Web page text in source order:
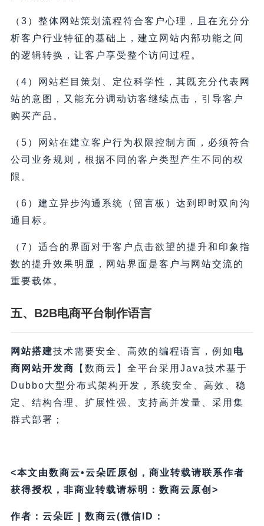
（3）整体网站策划流程符合客户心理，且在充分分
析客户行业特征的基础上，建立网站内部功能之间
的逻辑转换，让客户享受整个访问过程。
（4）网站栏目策划、定位科学性，其既充分代表网
站的意图，又能充分调动访客继续点击，引导客户
购买产品。
（5）网站在建立客户行为权限控制方面，必须符合
公司业务规则，根据不同的客户类型产生不同的权
限。
（6）建立异步沟通系统（留言板）达到即时双向沟
通目标。
（7）适合的界面对于客户点击欲望的提升和印象指
数的提升效果明显，网站界面是客户与网站交流的
重要载体。
五、B2B电商平台制作语言
网站搭建技术需要安全、高效的编程语言，例如 电
商网站开发商
【数商云】全平台采用Java技术基于
Dubbo大型分布式架构开发，系统安全、高效、稳
定、结构合理、扩展性强、支持高并发量、采用集
群式部署；
<本文由数商云•云朵匠原创，商业转载请联系作者
获得授权，非商业转载请标明：数商云原创>
作者：云朵匠 | 数商云(微信ID：